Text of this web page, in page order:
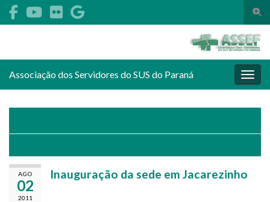
Associação dos Servidores do SUS do Paraná
AGO
02
2011
Inauguração da sede em Jacarezinho